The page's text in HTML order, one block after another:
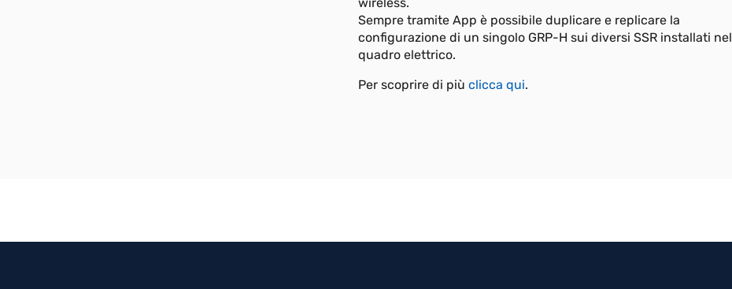
wireless.
Sempre tramite App è possibile duplicare e replicare la
configurazione di un singolo GRP-H sui diversi SSR installati nel
quadro elettrico.
Per scoprire di più clicca qui.